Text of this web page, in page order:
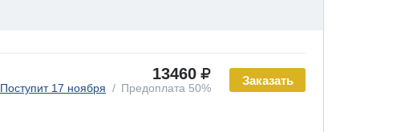
Заказать
13460
Поступит 17 ноября Предоплата 50%